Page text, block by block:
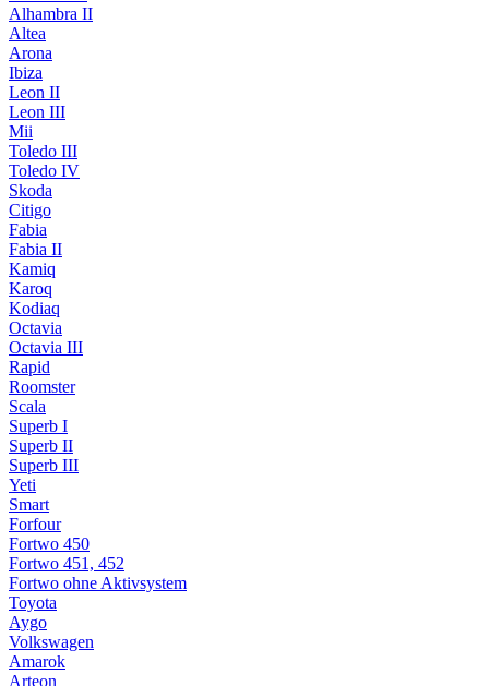
Alhambra II
Altea
Arona
Ibiza
Leon II
Leon III
Mii
Toledo III
Toledo IV
Skoda
Citigo
Fabia
Fabia II
Kamiq
Karoq
Kodiaq
Octavia
Octavia III
Rapid
Roomster
Scala
Superb I
Superb II
Superb III
Yeti
Smart
Forfour
Fortwo 450
Fortwo 451, 452
Fortwo ohne Aktivsystem
Toyota
Aygo
Volkswagen
Amarok
Arteon